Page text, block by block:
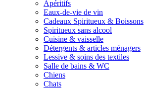
Apéritifs
Eaux-de-vie de vin
Cadeaux Spiritueux & Boissons
Spiritueux sans alcool
Cuisine & vaisselle
Détergents & articles ménagers
Lessive & soins des textiles
Salle de bains & WC
Chiens
Chats